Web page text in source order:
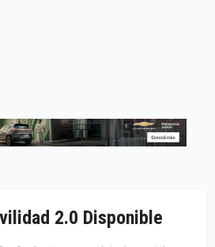
2.0 Disponible